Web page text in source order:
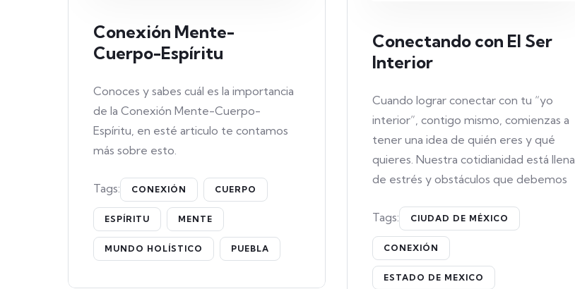
Conexión Mente-
Cuerpo-Espíritu
Conoces y sabes cuál es la importancia
de la Conexión Mente-Cuerpo-
Espíritu, en esté articulo te contamos
más sobre esto.
Tags: CONEXIÓN CUERPO
ESPÍRITU MENTE
MUNDO HOLÍSTICO PUEBLA
Conectando con El Ser
Interior
Cuando lograr conectar con tu “yo
interior”, contigo mismo, comienzas a
tener una idea de quién eres y qué
quieres. Nuestra cotidianidad está llena
de estrés y obstáculos que debemos
Tags: CIUDAD DE MÉXICO
CONEXIÓN
ESTADO DE MEXICO